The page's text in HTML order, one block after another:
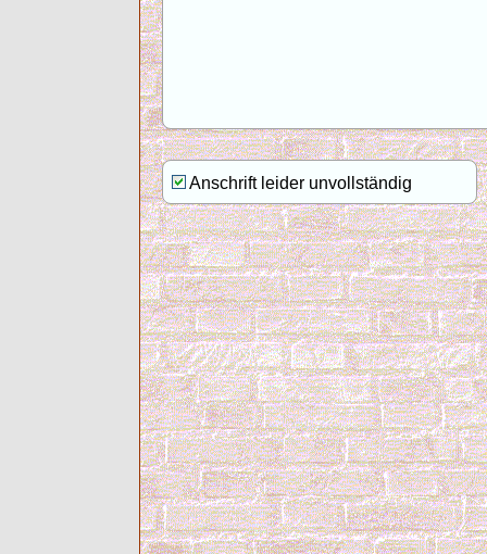
Anschrift leider unvollständig